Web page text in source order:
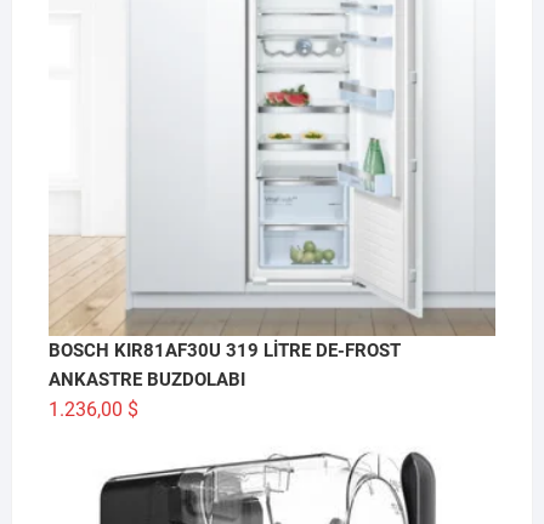
BOSCH KIR81AF30U 319 LİTRE DE-FROST
ANKASTRE BUZDOLABI
1.236,00 $